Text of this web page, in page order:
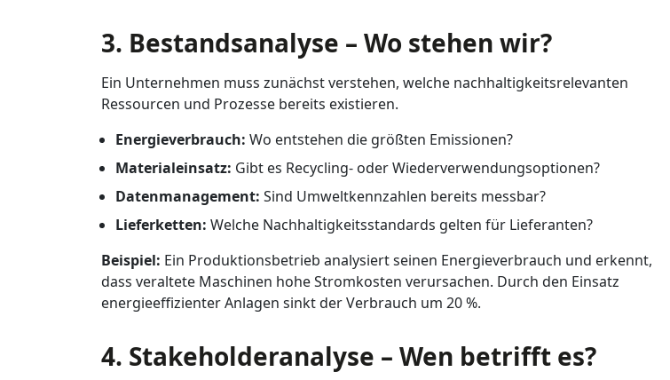
3. Bestandsanalyse – Wo stehen wir?
Ein Unternehmen muss zunächst verstehen, welche nachhaltigkeitsrelevanten
Ressourcen und Prozesse bereits existieren.
Energieverbrauch: Wo entstehen die größten Emissionen?
Materialeinsatz: Gibt es Recycling- oder Wiederverwendungsoptionen?
Datenmanagement: Sind Umweltkennzahlen bereits messbar?
Lieferketten: Welche Nachhaltigkeitsstandards gelten für Lieferanten?
Beispiel: Ein Produktionsbetrieb analysiert seinen Energieverbrauch und erkennt,
dass veraltete Maschinen hohe Stromkosten verursachen. Durch den Einsatz
energieeffizienter Anlagen sinkt der Verbrauch um 20 %.
4. Stakeholderanalyse – Wen betrifft es?